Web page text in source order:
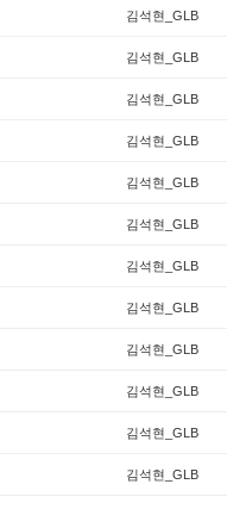
김석현_GLB
김석현_GLB
김석현_GLB
김석현_GLB
김석현_GLB
김석현_GLB
김석현_GLB
김석현_GLB
김석현_GLB
김석현_GLB
김석현_GLB
김석현_GLB